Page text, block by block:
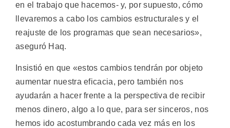
en el trabajo que hacemos- y, por supuesto, cómo
llevaremos a cabo los cambios estructurales y el
reajuste de los programas que sean necesarios»,
aseguró Haq.
Insistió en que «estos cambios tendrán por objeto
aumentar nuestra eficacia, pero también nos
ayudarán a hacer frente a la perspectiva de recibir
menos dinero, algo a lo que, para ser sinceros, nos
hemos ido acostumbrando cada vez más en los